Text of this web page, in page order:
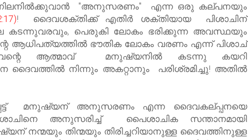
"അനുസരണം"
എന്ന ഒരു കല്പനയും
! ദൈവശക്തിക്ക് എതിര്‍ ശക്തിയായ പിശാചിന്
കടന്നുവരവും, പെരുകി ലോകം ഭരിക്കുന്ന അവസ്ഥയും
ആധിപത്യത്തില്‍ ഭൗതിക ലോകം വരണം എന്ന് പിശാച്
ആത്മാവ് ‍ മനുഷ്യനില്‍ കടന്നു കയറി
നിന്നും അകറ്റാനും പരിശ്രമിച്ചു! അതില്‍
മനുഷ്യന് അനുസരണം എന്ന ദൈവകല്പ്പനയെ
അനുസരിച്ച്
പൈശാചിക സന്താനമായി
നന്മയും തിന്മയും തിരിച്ചറിയാനുള്ള ദൈവത്തിനുള്ള